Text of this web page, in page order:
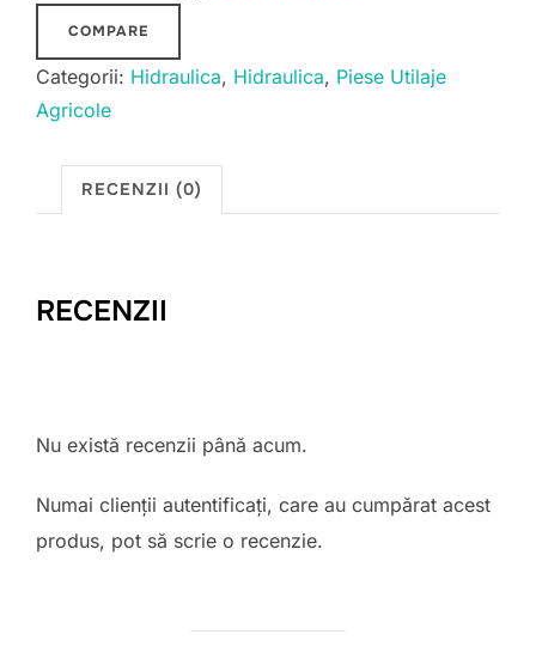
COMPARE
Categorii: Hidraulica, Hidraulica, Piese Utilaje
Agricole
RECENZII (0)
RECENZII
Nu există recenzii până acum.
Numai clienții autentificați, care au cumpărat acest
produs, pot să scrie o recenzie.